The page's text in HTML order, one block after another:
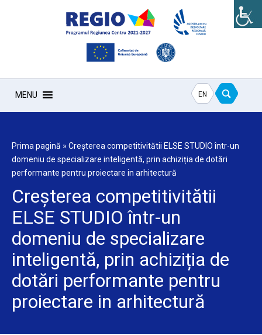
MENU EN
Prima pagină » Creșterea competitivitătii ELSE STUDIO într-un
domeniu de specializare inteligentă, prin achiziția de dotări
performante pentru proiectare in arhitectură
Creșterea competitivitătii
ELSE STUDIO într-un
domeniu de specializare
inteligentă, prin achiziția de
dotări performante pentru
proiectare in arhitectură